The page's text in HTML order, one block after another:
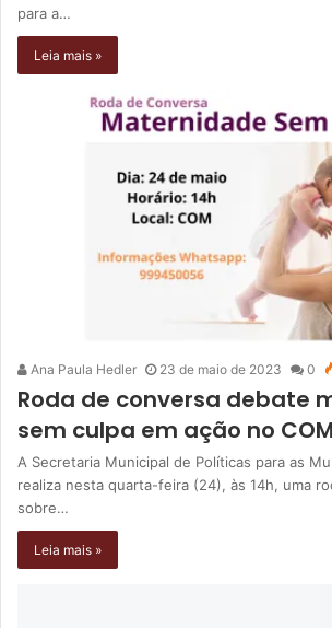
para a…
Leia mais »
Ana Paula Hedler 23 de maio de 2023 0
Roda de conversa debate
sem culpa em ação no COM
A Secretaria Municipal de Políticas para as
realiza nesta quarta-feira (24), às 14h, uma
sobre…
Leia mais »